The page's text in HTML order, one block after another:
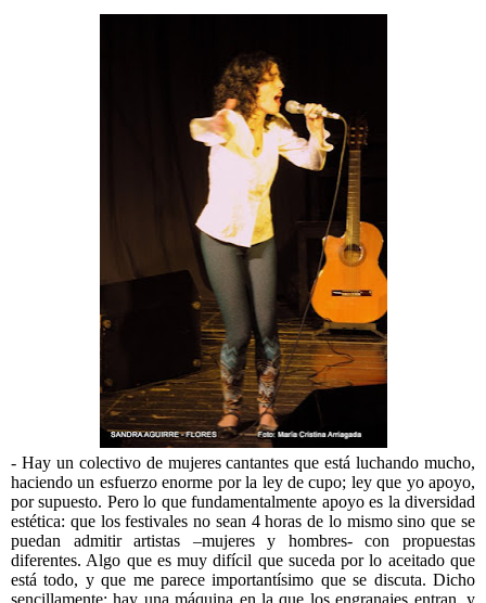
- Hay un colectivo de mujeres cantantes que está luchando mucho,
haciendo un esfuerzo enorme por la ley de cupo; ley que yo apoyo,
por supuesto. Pero lo que fundamentalmente apoyo es la diversidad
estética: que los festivales no sean 4 horas de lo mismo sino que se
puedan admitir artistas –mujeres y hombres- con propuestas
diferentes. Algo que es muy difícil que suceda por lo aceitado que
está todo, y que me parece importantísimo que se discuta. Dicho